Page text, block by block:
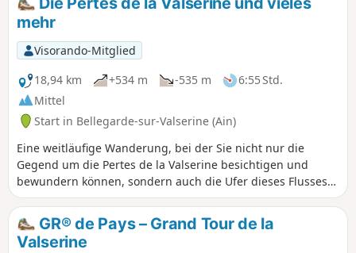
durchquert dabei das Jura-Gebirge und den Regionalen
Naturpark Haut-Jura. Die hier vorgeschlagene Route
entspricht der zweiten Hälfte der Strecke.
mehr
Visorando-Mitglied
18,94 km
+534 m -535 m
6:55 Std.
Mittel
Start in Bellegarde-sur-Valserine (Ain)
Eine weitläufige Wanderung, bei der Sie nicht nur die
Gegend um die Pertes de la Valserine besichtigen und
bewundern können, sondern auch die Ufer dieses Flusses
erkunden können, der das Relief im Laufe der Jahrhunderte
tief geprägt und im 19. Jahrhundert industrielle Aktivitäten
ermöglicht hat.
GR® de Pays – Grand Tour de la
Valserine